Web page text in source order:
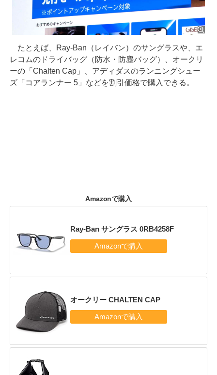
たとえば、Ray-Ban（レイバン）のサングラスや、エ
レコムのドライバッグ（防水・防塵バッグ）、オークリ
ーの「Chalten Cap」、アディダスのランニングシュー
ズ「コアランナー 5」などを割引価格で購入できる。
Amazonで購入
Ray-Ban サングラス 0RB4258F
オークリー CHALTEN CAP